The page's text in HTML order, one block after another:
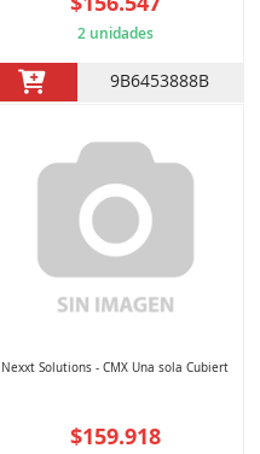
2 unidades
9B6453888B
Nexxt Solutions - CMX Una sola Cubiert
$159.918